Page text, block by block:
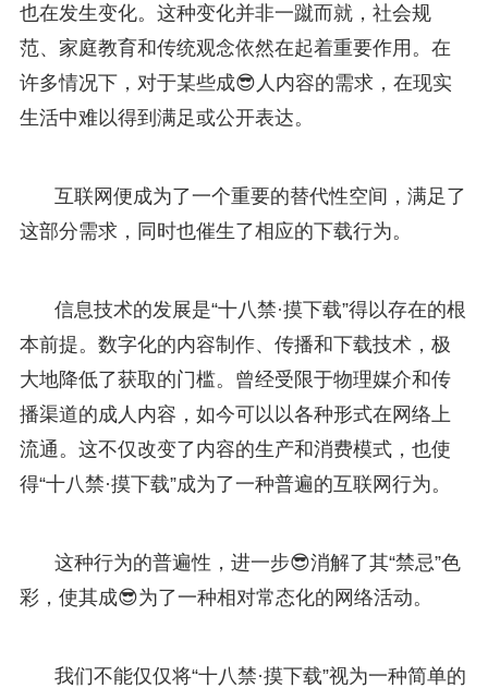
也在发生变化。这种变化并非一蹴而就，社会规
范、家庭教育和传统观念依然在起着重要作用。在
许多情况下，对于某些成😎人内容的需求，在现实
生活中难以得到满足或公开表达。
互联网便成为了一个重要的替代性空间，满足了
这部分需求，同时也催生了相应的下载行为。
信息技术的发展是“十八禁·摸下载”得以存在的根
本前提。数字化的内容制作、传播和下载技术，极
大地降低了获取的门槛。曾经受限于物理媒介和传
播渠道的成人内容，如今可以以各种形式在网络上
流通。这不仅改变了内容的生产和消费模式，也使
得“十八禁·摸下载”成为了一种普遍的互联网行为。
这种行为的普遍性，进一步😎消解了其“禁忌”色
彩，使其成😎为了一种相对常态化的网络活动。
我们不能仅仅将“十八禁·摸下载”视为一种简单的